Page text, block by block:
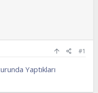
#1
Yaptıkları